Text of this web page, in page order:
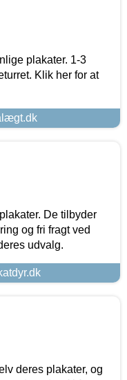
plakater. 1-3
Klik her for at
De tilbyder
og fri fragt ved
udvalg.
deres plakater, og